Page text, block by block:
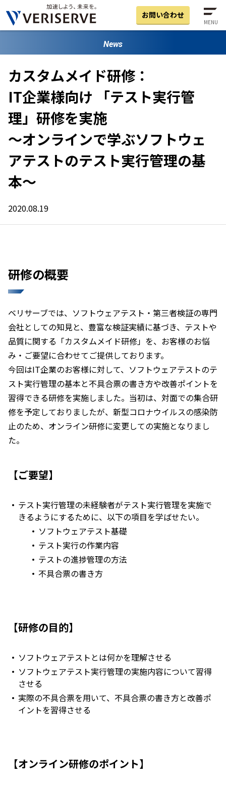
お問い合わせ
MENU
News
カスタムメイド研修：
IT企業様向け 「テスト実行管
理」研修を実施
～オンラインで学ぶソフトウェ
アテストのテスト実行管理の基
本～
2020.08.19
研修の概要
ベリサーブでは、ソフトウェアテスト・第三者検証の専門
会社としての知見と、豊富な検証実績に基づき、テストや
品質に関する「カスタムメイド研修」を、お客様のお悩
み・ご要望に合わせてご提供しております。
今回はIT企業のお客様に対して、ソフトウェアテストのテ
スト実行管理の基本と不具合票の書き方や改善ポイントを
習得できる研修を実施しました。当初は、対面での集合研
修を予定しておりましたが、新型コロナウイルスの感染防
止のため、オンライン研修に変更しての実施となりまし
た。
【ご要望】
テスト実行管理の未経験者がテスト実行管理を実施で
きるようにするために、以下の項目を学ばせたい。
ソフトウェアテスト基礎
テスト実行の作業内容
テストの進捗管理の方法
不具合票の書き方
【研修の目的】
ソフトウェアテストとは何かを理解させる
ソフトウェアテスト実行管理の実施内容について習得
させる
実際の不具合票を用いて、不具合票の書き方と改善ポ
イントを習得させる
【オンライン研修のポイント】